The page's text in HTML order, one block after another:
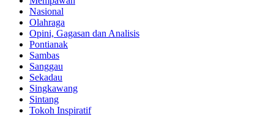
Nasional
Olahraga
Opini, Gagasan dan Analisis
Pontianak
Sambas
Sanggau
Sekadau
Singkawang
Sintang
Tokoh Inspiratif